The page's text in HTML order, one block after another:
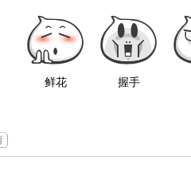
鲜花 握手